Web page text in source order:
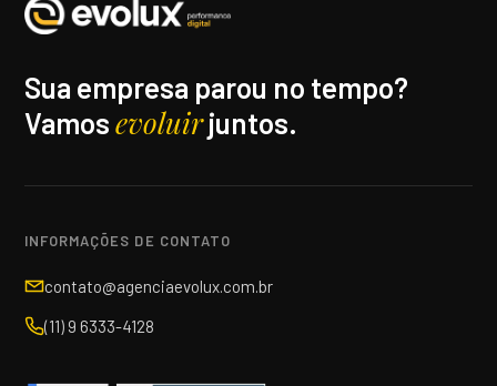
Sua empresa parou no tempo?
Vamosevoluirjuntos.
INFORMAÇÕES DE CONTATO
contato@agenciaevolux.com.br
(11) 9 6333-4128